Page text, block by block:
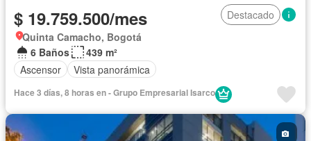
$ 19.759.500/mes
Destacado
Quinta Camacho, Bogotá
6 Baños
439 m²
Ascensor
Vista panorámica
Hace 3 días, 8 horas en - Grupo Empresarial Isarco